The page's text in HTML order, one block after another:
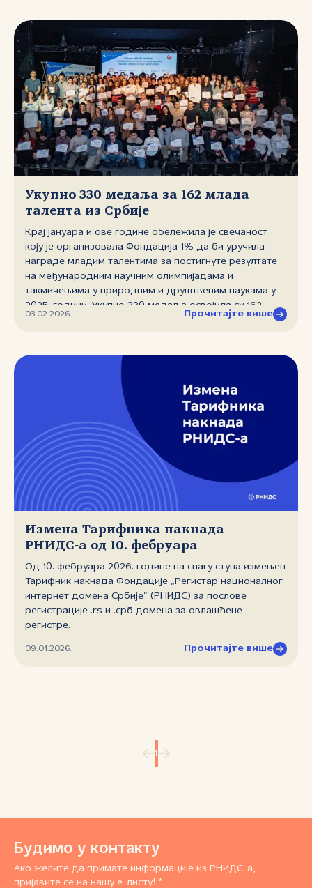
Укупно 330 медаља за 162 млада
талента из Србије
Крај јануара и ове године обележила је свечаност
коју је организовала Фондација 1% да би уручила
награде младим талентима за постигнуте резултате
на међународним научним олимпијадама и
такмичењима у природним и друштвеним наукама у
2025. години. Укупно 330 медаља освојилa су 162
ученика основних и средњих школа из целе Србије на
(РНИДС) и ове године са изузетним задовољством
03.02.2026. Прочитајте више
Измена Тарифника накнада
РНИДС‑а од 10. фебруара
Од 10. фебруара 2026. године на снагу ступа измењен
Тарифник накнада Фондације „Регистар националног
интернет домена Србије“ (РНИДС) за послове
регистрације .rs и .срб домена за овлашћене
регистре.
09.01.2026. Прочитајте више
1
Будимо у контакту
Ако желите да примате информације из РНИДС-а,
пријавите се на нашу е-листу! *